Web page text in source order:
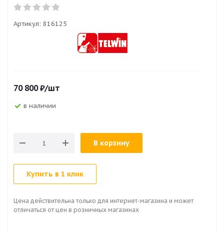
Артикул: 816125
70 800₽/шт
в наличии
В корзину
Купить в 1 клик
Цена действительна только для интернет-магазина и может
отличаться от цен в розничных магазинах